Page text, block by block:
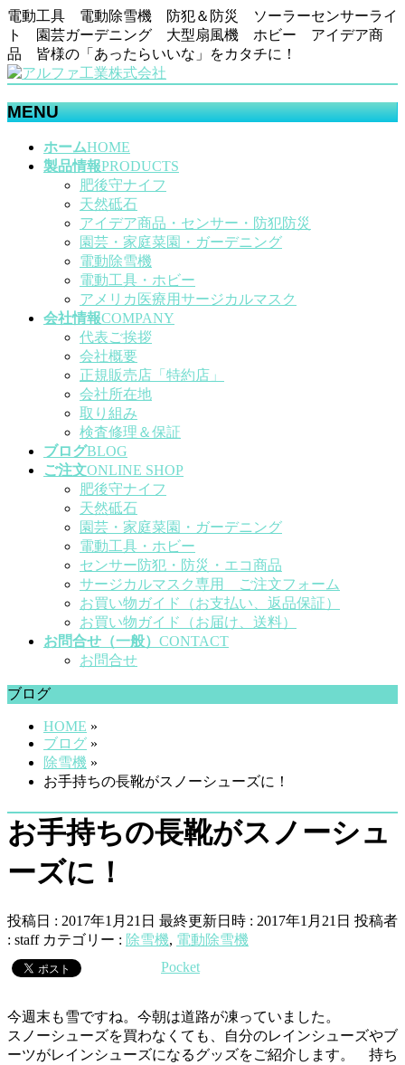
電動工具 電動除雪機 防犯＆防災 ソーラーセンサーライ
ト 園芸ガーデニング 大型扇風機 ホビー アイデア商
品 皆様の「あったらいいな」をカタチに！
MENU
ホームHOME
製品情報PRODUCTS
肥後守ナイフ
天然砥石
アイデア商品・センサー・防犯防災
園芸・家庭菜園・ガーデニング
電動除雪機
電動工具・ホビー
アメリカ医療用サージカルマスク
会社情報COMPANY
代表ご挨拶
会社概要
正規販売店「特約店」
会社所在地
取り組み
検査修理＆保証
ブログBLOG
ご注文ONLINE SHOP
肥後守ナイフ
天然砥石
園芸・家庭菜園・ガーデニング
電動工具・ホビー
センサー防犯・防災・エコ商品
サージカルマスク専用 ご注文フォーム
お買い物ガイド（お支払い、返品保証）
お買い物ガイド（お届け、送料）
お問合せ（一般） CONTACT
お問合せ
ブログ
HOME »
ブログ »
除雪機 »
お手持ちの長靴がスノーシューズに！
お手持ちの長靴がスノーシュ
ーズに！
投稿日 : 2017年1月21日 最終更新日時 : 2017年1月21日 投稿者
: staff カテゴリー : 除雪機, 電動除雪機
Pocket
今週末も雪ですね。今朝は道路が凍っていました。
スノーシューズを買わなくても、自分のレインシューズやブ
ーツがレインシューズになるグッズをご紹介します。 持ち